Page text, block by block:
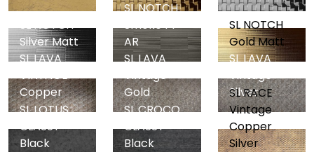
SL NOTCH
Silver Matt
SL NOTCH
Smoke PF
AR
SL NOTCH
Gold Matt
SL LAVA
VINTAGE
Copper
SL LAVA
Vintage
Gold
SL LAVA
Vintage
Silver
SL LOTUS
CLASSY
Black
SL CROCO
CLASSY
Black
SL RACE
Vintage
Copper
Silver